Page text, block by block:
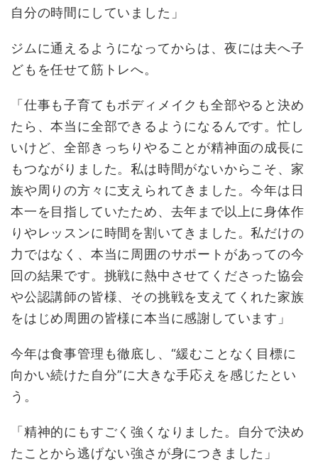
自分の時間にしていました」
ジムに通えるようになってからは、夜には夫へ子
どもを任せて筋トレへ。
「仕事も子育てもボディメイクも全部やると決め
たら、本当に全部できるようになるんです。忙し
いけど、全部きっちりやることが精神面の成長に
もつながりました。私は時間がないからこそ、家
族や周りの方々に支えられてきました。今年は日
本一を目指していたため、去年まで以上に身体作
りやレッスンに時間を割いてきました。私だけの
力ではなく、本当に周囲のサポートがあっての今
回の結果です。挑戦に熱中させてくださった協会
や公認講師の皆様、その挑戦を支えてくれた家族
をはじめ周囲の皆様に本当に感謝しています」
今年は食事管理も徹底し、“緩むことなく目標に
向かい続けた自分”に大きな手応えを感じたとい
う。
「精神的にもすごく強くなりました。自分で決め
たことから逃げない強さが身につきました」